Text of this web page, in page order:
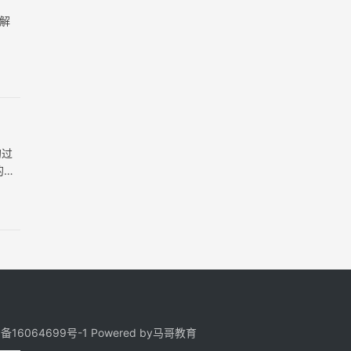
16064699号-1 Powered by马哥教育